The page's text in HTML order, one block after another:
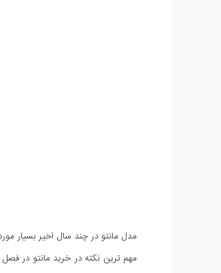
مدل مانتو در چند سال اخیر بسیار
مهم ترین نکته در خرید مانتو در